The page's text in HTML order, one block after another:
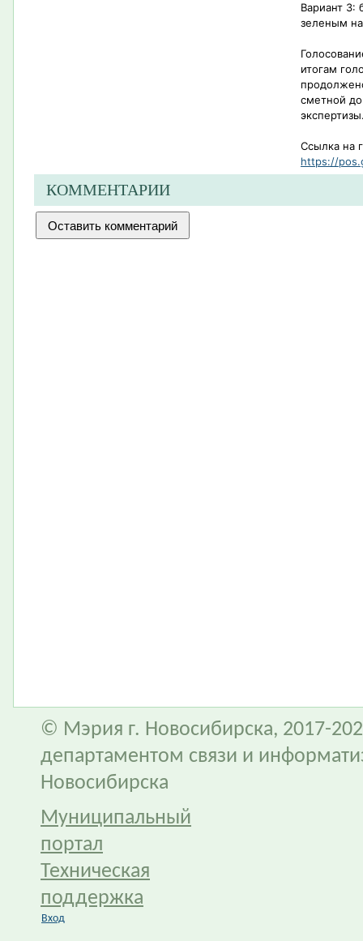
Вариант 3:
зеленым
итогам
сметной
Ссылка на
https://
КОММЕНТАРИИ
© Мэрия г. Новосибирска, 2017-
департаментом связи и
Новосибирска
Муниципальный
портал
Техническая
поддержка
Вход